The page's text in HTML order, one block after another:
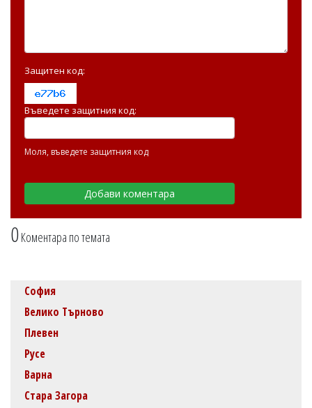
0Коментара по темата
Защитен код:
Въведете защитния код:
Моля, въведете защитния код
София
Велико Търново
Плевен
Русе
Варна
Стара Загора